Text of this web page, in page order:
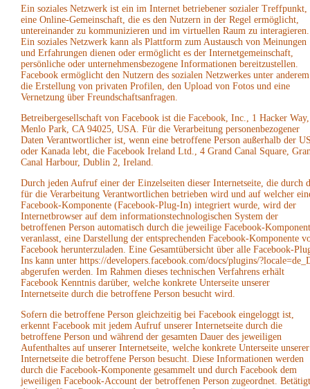
Ein soziales Netzwerk ist ein im Internet betriebener sozialer Treffpunkt,
eine Online-Gemeinschaft, die es den Nutzern in der Regel ermöglicht,
untereinander zu kommunizieren und im virtuellen Raum zu interagieren.
Ein soziales Netzwerk kann als Plattform zum Austausch von Meinungen
und Erfahrungen dienen oder ermöglicht es der Internetgemeinschaft,
persönliche oder unternehmensbezogene Informationen bereitzustellen.
Facebook ermöglicht den Nutzern des sozialen Netzwerkes unter anderem
die Erstellung von privaten Profilen, den Upload von Fotos und eine
Vernetzung über Freundschaftsanfragen.
Betreibergesellschaft von Facebook ist die Facebook, Inc., 1 Hacker Way,
Menlo Park, CA 94025, USA. Für die Verarbeitung personenbezogener
Daten Verantwortlicher ist, wenn eine betroffene Person außerhalb der
oder Kanada lebt, die Facebook Ireland Ltd., 4 Grand Canal Square,
Canal Harbour, Dublin 2, Ireland.
Durch jeden Aufruf einer der Einzelseiten dieser Internetseite, die durch
für die Verarbeitung Verantwortlichen betrieben wird und auf welcher
Facebook-Komponente (Facebook-Plug-In) integriert wurde, wird der
Internetbrowser auf dem informationstechnologischen System der
betroffenen Person automatisch durch die jeweilige Facebook-
veranlasst, eine Darstellung der entsprechenden Facebook-Komponente
Facebook herunterzuladen. Eine Gesamtübersicht über alle Facebook-
Ins kann unter https://developers.facebook.com/docs/plugins/
abgerufen werden. Im Rahmen dieses technischen Verfahrens erhält
Facebook Kenntnis darüber, welche konkrete Unterseite unserer
Internetseite durch die betroffene Person besucht wird.
Sofern die betroffene Person gleichzeitig bei Facebook eingeloggt ist,
erkennt Facebook mit jedem Aufruf unserer Internetseite durch die
betroffene Person und während der gesamten Dauer des jeweiligen
Aufenthaltes auf unserer Internetseite, welche konkrete Unterseite unserer
Internetseite die betroffene Person besucht. Diese Informationen werden
durch die Facebook-Komponente gesammelt und durch Facebook dem
jeweiligen Facebook-Account der betroffenen Person zugeordnet. Betätigt